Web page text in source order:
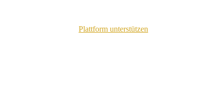
Plattform unterstützen